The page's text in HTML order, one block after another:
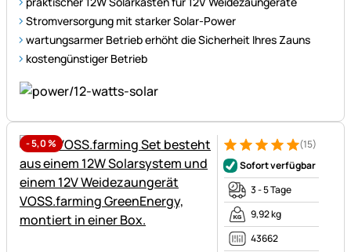
Stromversorgung mit starker Solar-Power
wartungsarmer Betrieb erhöht die Sicherheit Ihres Zauns
kostengünstiger Betrieb
-5,0% Bewertung: 5 von 5 (15
15 Bewertungen (15)
Sofort verfügbar
3 - 5 Tage
9,92 kg
43662